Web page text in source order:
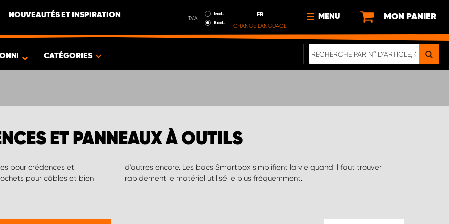
NOUVEAUTÉS ET INSPIRATION T.V.A.
Incl.
Excl.
FR
CHANGE LANGUAGE
MENU
NOUVEAUTÉS
MON PANIER
CATÉGORIES
ET PANNEAUX À OUTILS
pour crédences et
pour câbles et bien
quand il faut trouver
rapidement le matériel utilisé le plus fréquemment.